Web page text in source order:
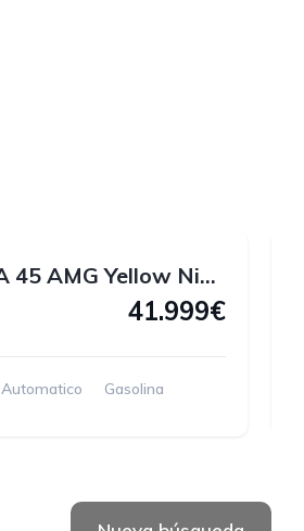
Mercedes-Benz A 45 AMG Yellow Night Edition 4MATIC 381 CV
41.999€
Automatico Gasolina